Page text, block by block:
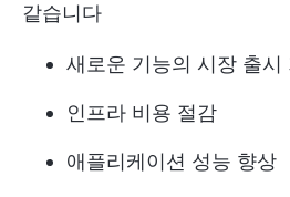
같습니다
새로운 기능의 시장 출시
인프라 비용 절감
애플리케이션 성능 향상